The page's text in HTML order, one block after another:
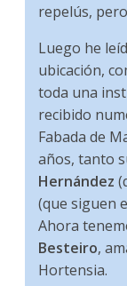
repelús,
Luego he
ubicación,
toda una
recibido
Fabada de
años, tanto
Hernández
(que siguen
Ahora
Besteiro,
Hortensia.